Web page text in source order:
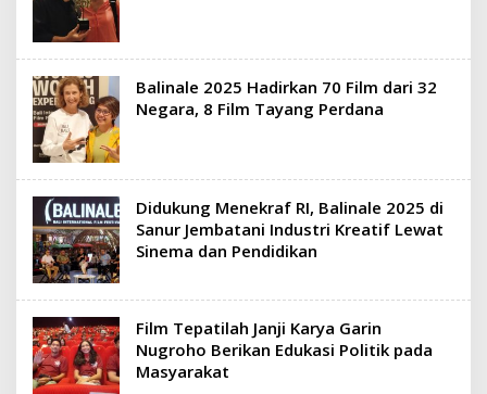
Balinale 2025 Hadirkan 70 Film dari 32
Negara, 8 Film Tayang Perdana
Didukung Menekraf RI, Balinale 2025 di
Sanur Jembatani Industri Kreatif Lewat
Sinema dan Pendidikan
Film Tepatilah Janji Karya Garin
Nugroho Berikan Edukasi Politik pada
Masyarakat